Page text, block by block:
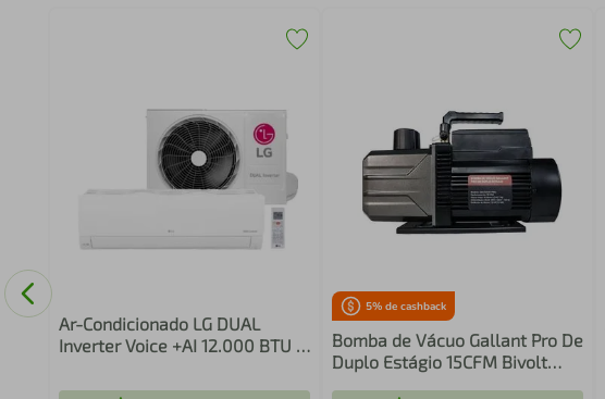
Ar-Condicionado LG DUAL
Inverter Voice +AI 12.000 BTU
5% de cashback
Bomba de Vácuo Gallant Pro De
Duplo Estágio 15CFM Bivolt